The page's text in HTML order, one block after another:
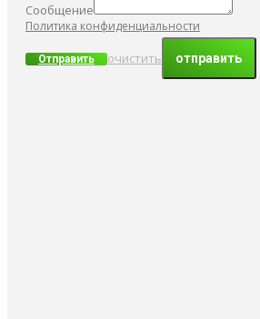
Сообщение
Политика конфиденциальности
Отправить очистить